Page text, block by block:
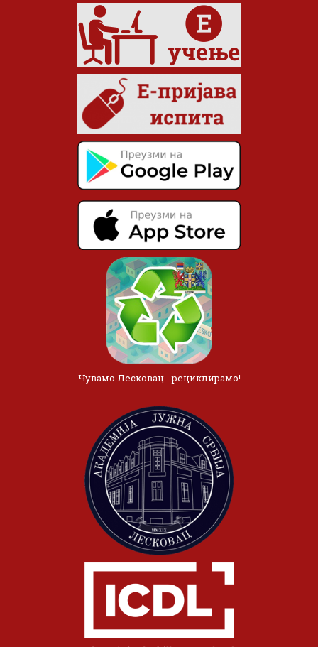
Чувамо Лесковац - рециклирамо!